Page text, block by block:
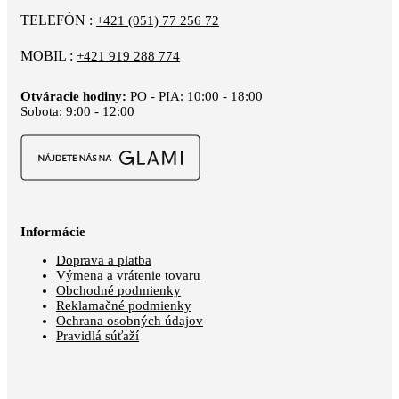
TELEFÓN : +421 (051) 77 256 72
MOBIL : +421 919 288 774
Otváracie hodiny: PO - PIA: 10:00 - 18:00
Sobota: 9:00 - 12:00
Informácie
Doprava a platba
Výmena a vrátenie tovaru
Obchodné podmienky
Reklamačné podmienky
Ochrana osobných údajov
Pravidlá súťaží